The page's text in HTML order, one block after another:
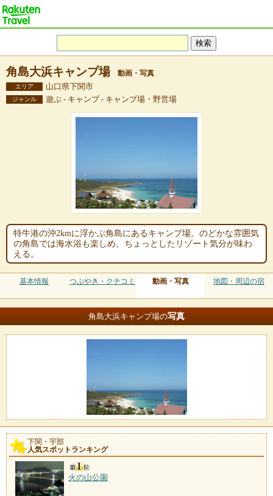
角島大浜キャンプ場 動画・写真
エリア 山口県下関市
ジャンル 遊ぶ - キャンプ - キャンプ場・野営場
特牛港の沖2kmに浮かぶ角島にあるキャンプ場。のどかな雰囲気
の角島では海水浴も楽しめ、ちょっとしたリゾート気分が味わ
える。
基本情報 つぶやき・クチコミ 動画・写真 地図・周辺の宿
角島大浜キャンプ場の写真
下関・宇部
人気スポットランキング
火の山公園